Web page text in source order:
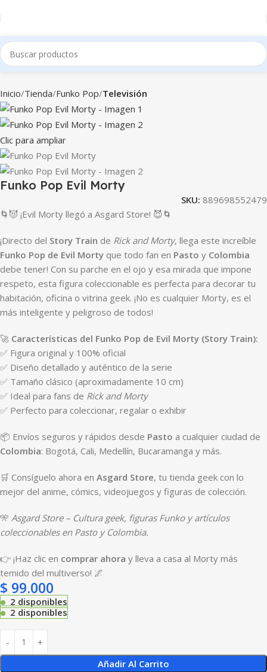
Inicio Tienda Funko Pop Televisión
Clic para ampliar
Funko Pop Evil Morty
SKU: 889698552479
🌀😈 ¡Evil Morty llegó a Asgard Store! 😈🌀
¡Directo del Story Train de Rick and Morty, llega este increíble
Funko Pop de Evil Morty que todo fan en Pasto y Colombia
debe tener! Con su parche en el ojo y esa mirada que impone
respeto, esta figura coleccionable es perfecta para decorar tu
habitación, oficina o vitrina geek. ¡No es cualquier Morty, es el
más inteligente y peligroso de todos!
🚀 Características del Funko Pop de Evil Morty (Story Train):
✅ Figura original y 100% oficial
✅ Diseño detallado y auténtico de la serie
✅ Tamaño clásico (aproximadamente 10 cm)
✅ Ideal para fans de Rick and Morty
✅ Perfecto para coleccionar, regalar o exhibir
📦 Envíos seguros y rápidos desde Pasto a cualquier ciudad de
Colombia: Bogotá, Cali, Medellín, Bucaramanga y más.
🛒 Consíguelo ahora en Asgard Store, tu tienda geek con lo
mejor del anime, cómics, videojuegos y figuras de colección.
🎌 Asgard Store – Cultura geek, figuras Funko y artículos
coleccionables en Pasto y Colombia.
👉 ¡Haz clic en comprar ahora y lleva a casa al Morty más
temido del multiverso! 🌌
$ 99.000
2 disponibles
2 disponibles
Añadir Al Carrito